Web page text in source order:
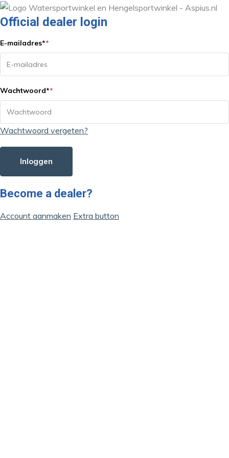
Official dealer login
E-mailadres**
Wachtwoord**
Wachtwoord vergeten?
Inloggen
Become a dealer?
Account aanmaken Extra button